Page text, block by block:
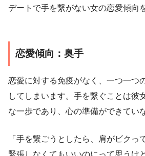
デートで手を繋がない女の恋愛傾向
恋愛傾向：奥手
恋愛に対する免疫がなく、一つ一つ
してしまいます。手を繋ぐことは彼
な一歩であり、心の準備ができてい
「手を繋ごうとしたら、肩がビクっ
緊張しなくてもいいのにって思うけ